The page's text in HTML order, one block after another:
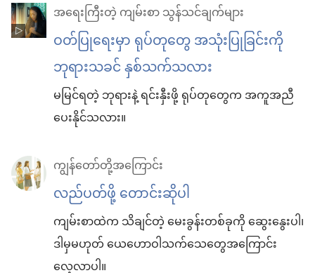
အရေးကြီးတဲ့ ကျမ်းစာ သွန်သင်ချက်များ
ဝတ်ပြုရေးမှာ ရုပ်တုတွေ အသုံးပြုခြင်းကို
ဘုရားသခင် နှစ်သက်သလား
မမြင်ရတဲ့ ဘုရားနဲ့ ရင်းနှီးဖို့ ရုပ်တုတွေက အကူအညီ
ပေးနိုင်သလား။
ကျွန်တော်တို့အကြောင်း
လည်ပတ်ဖို့ တောင်းဆိုပါ
ကျမ်းစာထဲက သိချင်တဲ့ မေးခွန်းတစ်ခုကို ဆွေးနွေးပါ၊
ဒါမှမဟုတ် ယေဟောဝါသက်သေတွေအကြောင်း
လေ့လာပါ။